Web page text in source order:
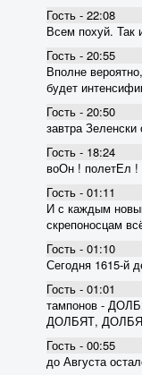
Гость - 22:08
Всем похуй. Так
Гость - 20:55
Вполне
будет
Гость - 20:50
завтра
Гость - 18:24
воОн ! полетЕл
Гость - 01:11
И с каждым
скрепоносцам
Гость - 01:10
Сегодня 1615-й
Гость - 01:01
тампонов -
ДОЛБЯТ,
Гость - 00:55
до Августа